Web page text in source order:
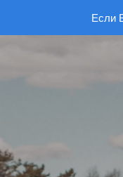
Если